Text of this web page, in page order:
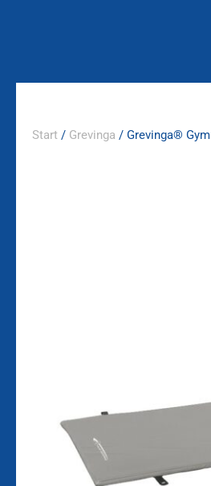
Start / Grevinga / Grevinga®